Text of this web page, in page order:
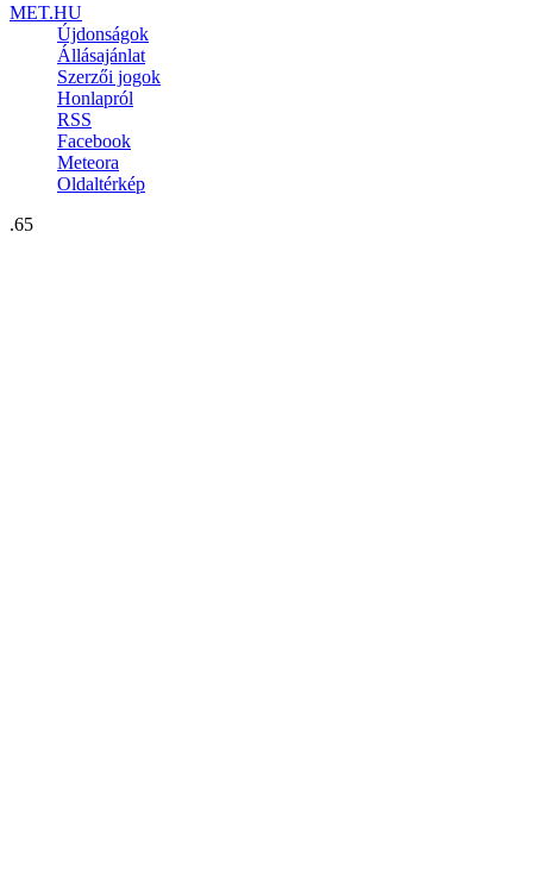
MET.HU
Újdonságok
Állásajánlat
Szerzői jogok
Honlapról
RSS
Facebook
Meteora
Oldaltérkép
.65